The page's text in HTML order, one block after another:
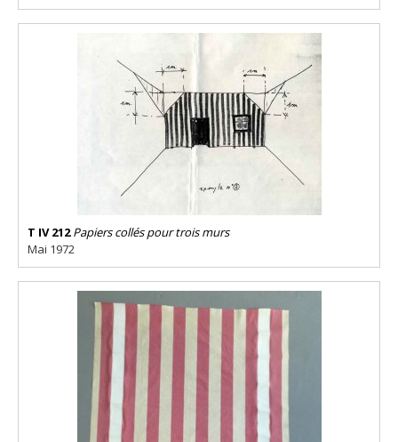
T IV 212 Papiers collés pour trois murs
Mai 1972